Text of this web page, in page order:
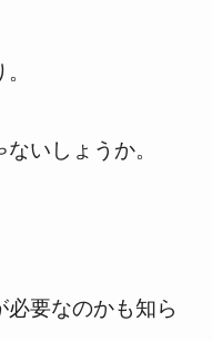
いしょうか。
要なのかも知ら